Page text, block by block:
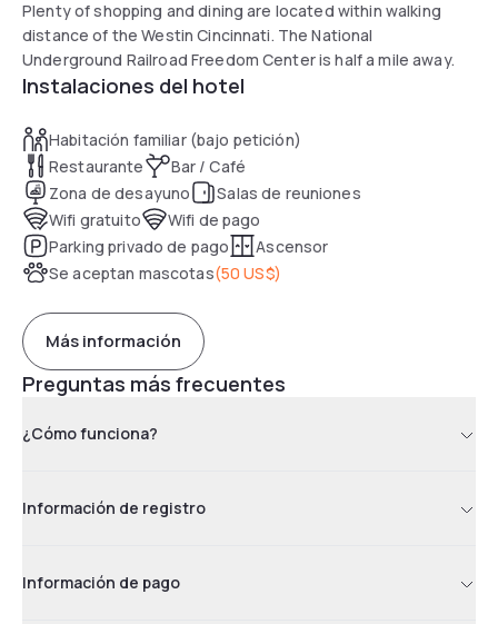
Plenty of shopping and dining are located within walking
distance of the Westin Cincinnati. The National
Underground Railroad Freedom Center is half a mile away.
Instalaciones del hotel
Habitación familiar (bajo petición)
Restaurante
Bar / Café
Zona de desayuno
Salas de reuniones
Wifi gratuito
Wifi de pago
Parking privado de pago
Ascensor
Se aceptan mascotas(50 US$)
Más información
Preguntas más frecuentes
¿Cómo funciona?
Información de registro
Información de pago